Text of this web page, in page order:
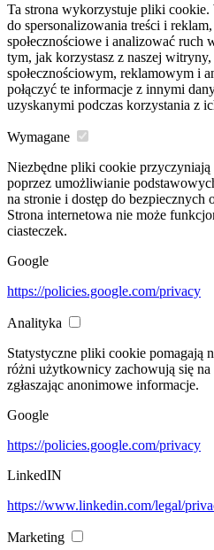
Ta strona wykorzystuje pliki
do spersonalizowania treści i
społecznościowe i analizować ruch
tym, jak korzystasz z naszej
społecznościowym, reklamowym i
połączyć te informacje z innymi
uzyskanymi podczas korzystania z
Wymagane
Niezbędne pliki cookie przyczyniają
poprzez umożliwianie
na stronie i dostęp do bezpiecznych
Strona internetowa nie może
ciasteczek.
Google
https://policies.google.com/privacy
Analityka
Statystyczne pliki cookie pomagają
różni użytkownicy zachowują się na
zgłaszając anonimowe informacje.
Google
https://policies.google.com/privacy
LinkedIN
https://www.linkedin.com/legal/
Marketing